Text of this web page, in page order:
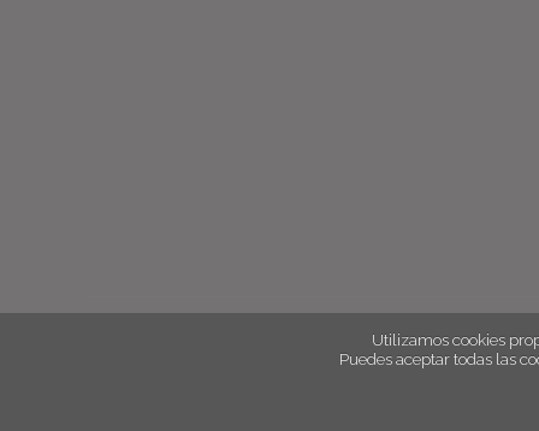
Utilizamos cookies
Puedes aceptar todas las